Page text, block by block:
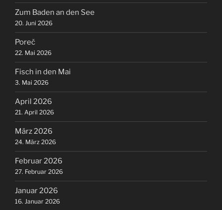
Zum Baden an den See
20. Juni 2026
Poreč
22. Mai 2026
Fisch in den Mai
3. Mai 2026
April 2026
21. April 2026
März 2026
24. März 2026
Februar 2026
27. Februar 2026
Januar 2026
16. Januar 2026